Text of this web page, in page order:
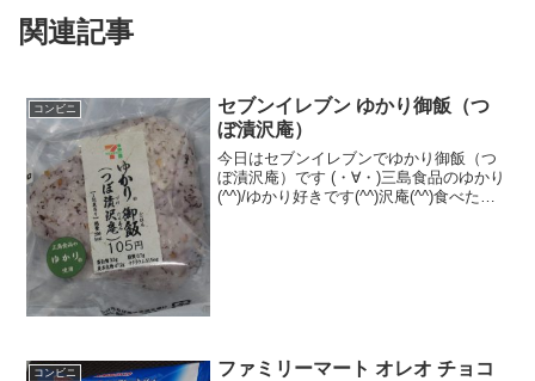
関連記事
コンビニ
セブンイレブン ゆかり御飯（つ
ぼ漬沢庵）
今日はセブンイレブンでゆかり御飯（つ
ぼ漬沢庵）です (・∀・)三島食品のゆかり
(^^)/ゆかり好きです(^^)沢庵(^^)食べた評
コンビニ
ファミリーマート オレオ チョコ